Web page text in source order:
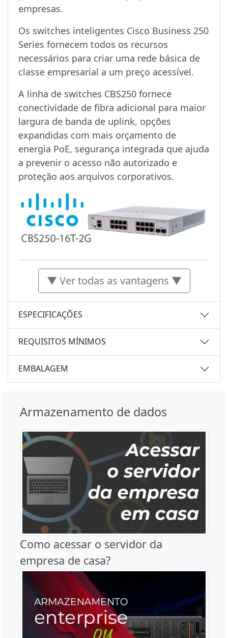
empresas.
Os switches inteligentes Cisco Business 250
Series fornecem todos os recursos
necessários para criar uma rede básica de
classe empresarial a um preço acessível.
A linha de switches CBS250 fornece
conectividade de fibra adicional para maior
largura de banda de uplink, opções
expandidas com mais orçamento de
energia PoE, segurança integrada que ajuda
a prevenir o acesso não autorizado e
proteção aos arquivos corporativos.
▼ Ver todas as vantagens ▼
ESPECIFICAÇÕES
REQUISITOS MÍNIMOS
EMBALAGEM
Armazenamento de dados
Como acessar o servidor da
empresa de casa?